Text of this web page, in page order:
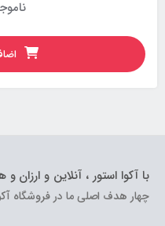
با آکوا استور ، آنلاین و ارزان
چهار هدف اصلی ما در فروشگاه آکوا